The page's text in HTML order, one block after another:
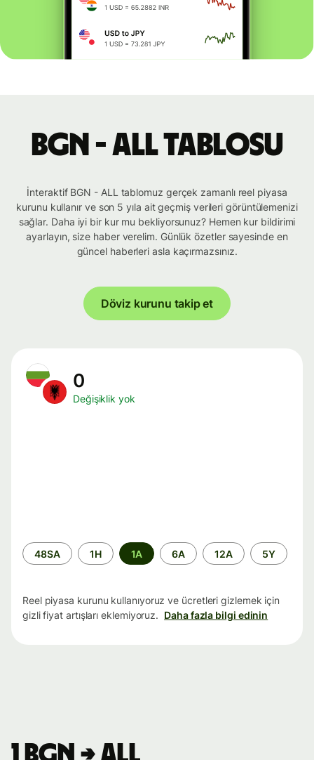
BGN - ALL tablosu
İnteraktif BGN - ALL tablomuz gerçek zamanlı reel piyasa
kurunu kullanır ve son 5 yıla ait geçmiş verileri görüntülemenizi
sağlar. Daha iyi bir kur mu bekliyorsunuz? Hemen kur bildirimi
ayarlayın, size haber verelim. Günlük özetler sayesinde en
güncel haberleri asla kaçırmazsınız.
Döviz kurunu takip et
0
Değişiklik yok
Zaman
aralığı
48SA 1H 1A 6A 12A 5Y
Reel piyasa kurunu kullanıyoruz ve ücretleri gizlemek için
gizli fiyat artışları eklemiyoruz. Daha fazla bilgi edinin